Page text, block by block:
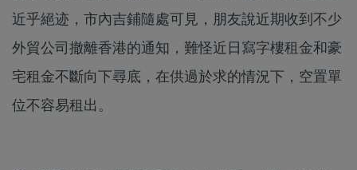
近乎絕迹，市內吉鋪隨處可見，朋友說近期收到不少
外貿公司撤離香港的通知，難怪近日寫字樓租金和豪
宅租金不斷向下尋底，在供過於求的情況下，空置單
位不容易租出。